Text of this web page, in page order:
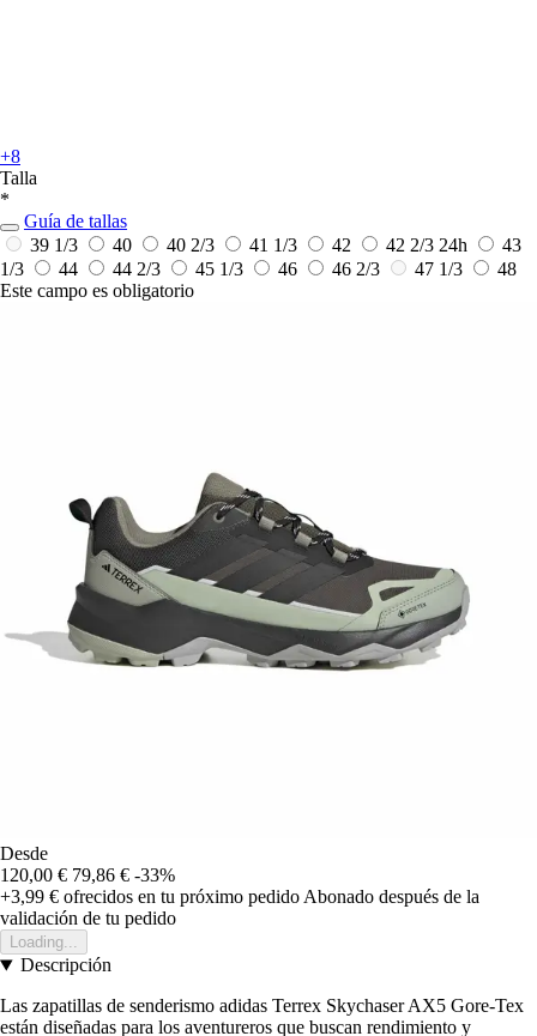
+8
Talla
*
Guía de tallas
39 1/3
40 40 2/3 41 1/3 42 42 2/3 24h
43
1/3
44 44 2/3 45 1/3 46 46 2/3 47 1/3
48
Este campo es obligatorio
Desde
120,00 € 79,86 € -33%
+3,99 € ofrecidos en tu próximo pedidoAbonado después de la
validación de tu pedido
Loading...
Descripción
Las zapatillas de senderismo adidas Terrex Skychaser AX5 Gore-Tex
están diseñadas para los aventureros que buscan rendimiento y